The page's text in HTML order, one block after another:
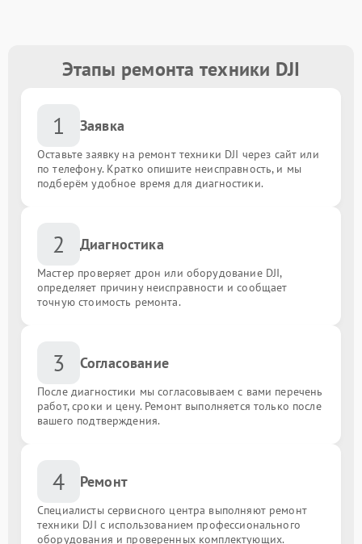
Этапы ремонта техники DJI
1 Заявка
Оставьте заявку на ремонт техники DJI через сайт или
по телефону. Кратко опишите неисправность, и мы
подберём удобное время для диагностики.
2 Диагностика
Мастер проверяет дрон или оборудование DJI,
определяет причину неисправности и сообщает
точную стоимость ремонта.
3 Согласование
После диагностики мы согласовываем с вами перечень
работ, сроки и цену. Ремонт выполняется только после
вашего подтверждения.
4 Ремонт
Специалисты сервисного центра выполняют ремонт
техники DJI с использованием профессионального
оборудования и проверенных комплектующих.